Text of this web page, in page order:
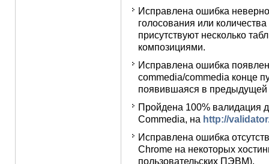
Исправлена ошибка
голосования или
присутствуют несколько
композициями.
Исправлена ошибка
commedia/commedia конце
появившаяся в предыдущей
Пройдена 100% валидация
Commedia, на http://
Исправлена ошибка
Chrome на некоторых
пользовательских ПЭВМ).